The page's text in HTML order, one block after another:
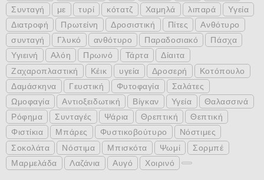
Συνταγή
με τυρί κότατζ Χαμηλά λιπαρά
Υγεία
Διατροφή
Πρωτείνη Δροσιστική Πίτες
Ανθότυρο
συνταγή
Γλυκό ανθότυρο Παραδοσιακό
Πάσχα
Υγιεινή
Αλόη Πρωινό Τάρτα
Δίαιτα
Ζαχαροπλαστική
Κέικ υγεία Δροσερή
Κοτόπουλο
Δαμάσκηνα
Γευστική Φυτοφαγία
Σαλάτες
Ωμοφαγία
Αντιοξειδωτική Βίγκαν Υγεία
Θαλασσινά
Ρόφημα
Συνταγές Ψάρια Θρεπτική
Θεπτική
Φιστίκια
Μπάρες Φυστικοβούτυρο
Νόστιμες
Σοκολάτα
Νόστιμα Μπισκότα Ψωμί
Σορμπέ
Μαρμελάδα
Λαζάνια Αυγό Χοιρινό